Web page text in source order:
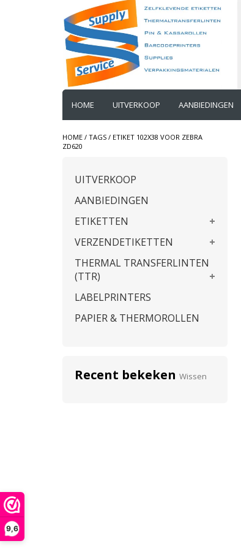
9,6
HOME UITVERKOOP AANBIEDINGEN
HOME / TAGS / ETIKET 102X38 VOOR ZEBRA
ZD620
UITVERKOOP
AANBIEDINGEN
ETIKETTEN
VERZENDETIKETTEN
THERMAL TRANSFERLINTEN
(TTR)
LABELPRINTERS
PAPIER & THERMOROLLEN
Recent bekeken Wissen